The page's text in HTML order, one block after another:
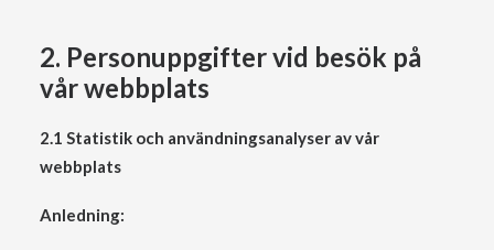
2. Personuppgifter vid besök på
vår webbplats
2.1 Statistik och användningsanalyser av vår
webbplats
Anledning: